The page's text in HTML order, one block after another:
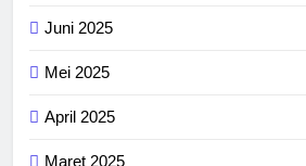
Juni 2025
Mei 2025
April 2025
Maret 2025